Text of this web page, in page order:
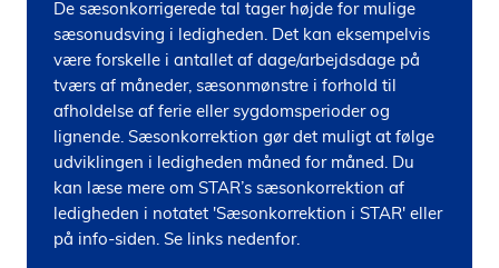
De sæsonkorrigerede tal tager højde for mulige
sæsonudsving i ledigheden. Det kan eksempelvis
være forskelle i antallet af dage/arbejdsdage på
tværs af måneder, sæsonmønstre i forhold til
afholdelse af ferie eller sygdomsperioder og
lignende. Sæsonkorrektion gør det muligt at følge
udviklingen i ledigheden måned for måned. Du
kan læse mere om STAR’s sæsonkorrektion af
ledigheden i notatet 'Sæsonkorrektion i STAR' eller
på info-siden. Se links nedenfor.